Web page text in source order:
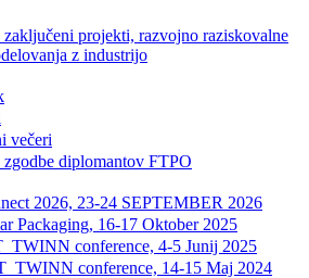
zaključeni projekti, razvojno raziskovalne
z industrijo
večeri
diplomantov FTPO
2026, 23-24 SEPTEMBER 2026
Packaging, 16-17 Oktober 2025
conference, 4-5 Junij 2025
conference, 14-15 Maj 2024